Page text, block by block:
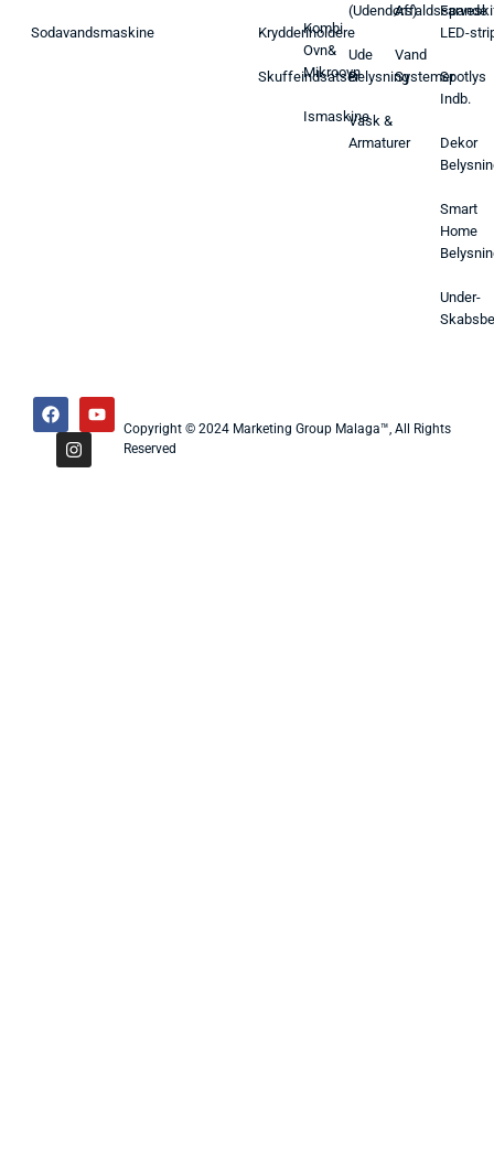
Sodavandsmaskine Krydderiholdere
Skuffeindsatser
Kombi
Ovn&
Mikroovn
Ismaskine
(Udendørs)
Ude
Belysning
Vask &
Armaturer
Affaldsspande
Vand
Systemer
LED-
Spotlys
Indb.
Dekor
Smart
Home
Under-
Copyright © 2024 Marketing Group Malaga™, All Rights
Reserved